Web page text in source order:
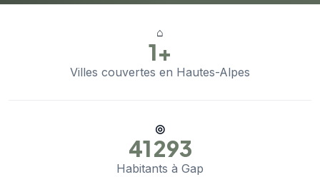
⌂
1+
Villes couvertes en Hautes-Alpes
◎
41 293
Habitants à Gap